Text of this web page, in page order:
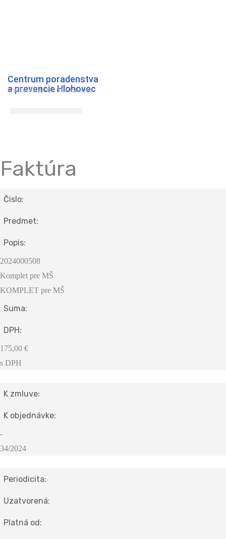
Centrum poradenstva
a prevencie Hlohovec
Fraštacká 4, 920 01 Hlohovec
Faktúra
Čislo:
Predmet:
Popis:
2024000508
Komplet pre MŠ
KOMPLET pre MŠ
Suma:
DPH:
175,00 €
s DPH
K zmluve:
K objednávke:
-
34/2024
Periodicita:
Uzatvorená:
Platná od: